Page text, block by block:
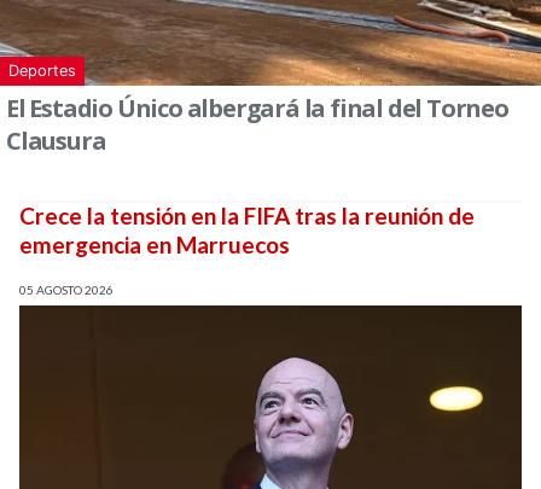
Deportes
El Estadio Único albergará la final del Torneo
Clausura
Crece la tensión en la FIFA tras la reunión de
emergencia en Marruecos
05 AGOSTO 2026